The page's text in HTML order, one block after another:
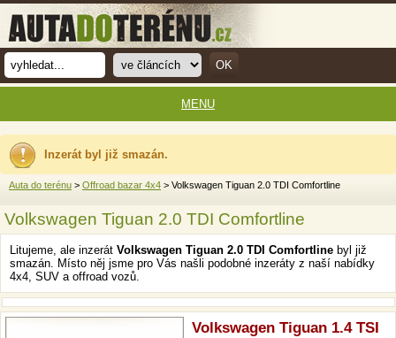
Inzerát byl již smazán.
Auta do terénu > Offroad bazar 4x4 > Volkswagen Tiguan 2.0 TDI Comfortline
Volkswagen Tiguan 2.0 TDI Comfortline
Litujeme, ale inzerát Volkswagen Tiguan 2.0 TDI Comfortline byl již
smazán. Místo něj jsme pro Vás našli podobné inzeráty z naší nabídky
4x4, SUV a offroad vozů.
Volkswagen Tiguan 1.4 TSI
MENU